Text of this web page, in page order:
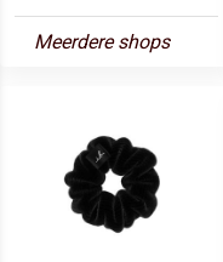
Meerdere shops